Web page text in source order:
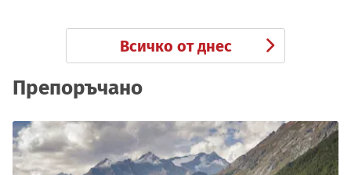
Всичко от днес
Препоръчано